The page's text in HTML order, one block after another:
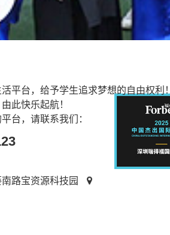
平台，给予学生追求梦想的自由权利！
此快乐起航！
台，请联系我们：
路宝资源科技园